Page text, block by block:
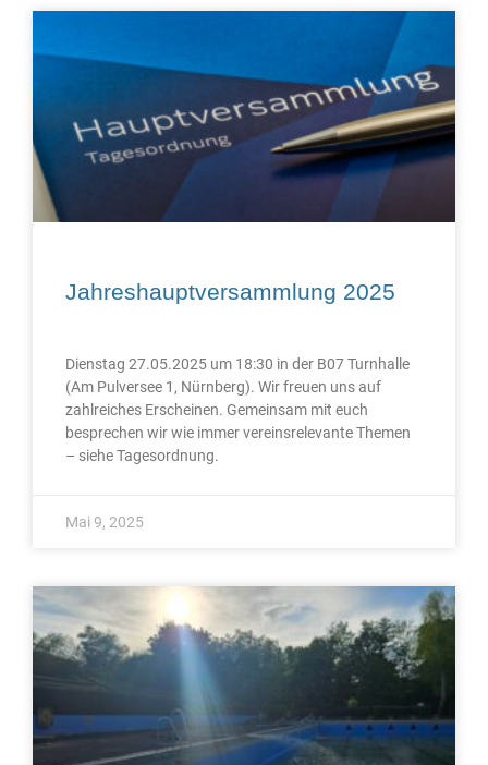
Jahreshauptversammlung 2025
Dienstag 27.05.2025 um 18:30 in der B07 Turnhalle
(Am Pulversee 1, Nürnberg). Wir freuen uns auf
zahlreiches Erscheinen. Gemeinsam mit euch
besprechen wir wie immer vereinsrelevante Themen
– siehe Tagesordnung.
Mai 9, 2025